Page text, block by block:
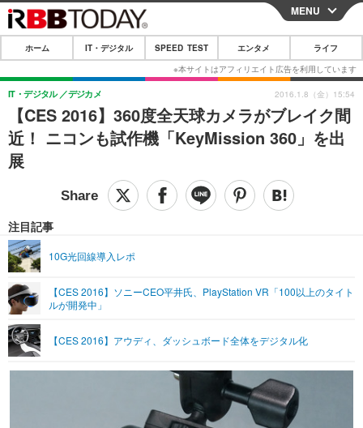
CLOSE
ホーム
IT・デジタル
IT・デジタルTOP スマートフォン
ショッピング その他
SPEED TEST
エンタメ
エンタメTOP 映画・ドラマ
音楽
グラビア ブログ
ペット
その他
リリース一覧
プッシュ通知の停止方法
MENU
ホーム IT・デジタル SPEED TEST エンタメ ライフ
【CES 2016】360度全天球カメラがブレイク間
近！ ニコンも試作機「KeyMission 360」を出
展
IT・デジタル デジカメ
注目記事
10G光回線導入レポ
【CES 2016】ソニーCEO平井氏、PlayStation VR「100以上のタイト
ルが開発中」
【CES 2016】アウディ、ダッシュボード全体をデジタル化
2016.1.8（金）15:54